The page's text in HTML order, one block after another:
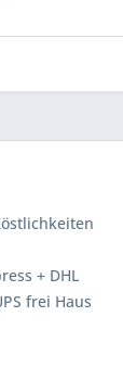
+ DHL
frei Haus